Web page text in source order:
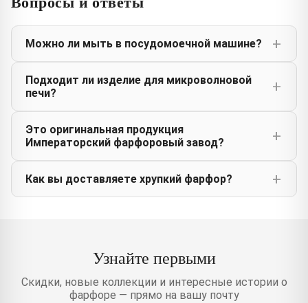
Можно ли мыть в посудомоечной машине?
Подходит ли изделие для микроволновой
печи?
Это оригинальная продукция
Императорский фарфоровый завод?
Как вы доставляете хрупкий фарфор?
Узнайте первыми
Скидки, новые коллекции и интересные истории о
фарфоре — прямо на вашу почту